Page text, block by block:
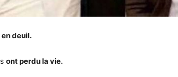
deuil.
ont perdu la vie.